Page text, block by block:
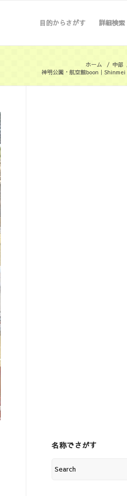
目的からさがす 詳細検索
ホーム / 中部
神明公園・航空館boon｜
名称でさがす